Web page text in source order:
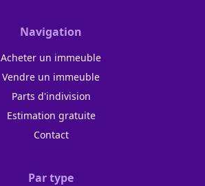
Navigation
Acheter un immeuble
Vendre un immeuble
Parts d'indivision
Estimation gratuite
Contact
Par type